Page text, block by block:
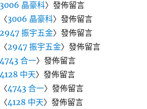
3006 晶豪科〉發佈留言
3006 晶豪科〉發佈留言
2947 振宇五金〉發佈留言
2947 振宇五金〉發佈留言
4743 合一〉發佈留言
4128 中天〉發佈留言
4743 合一〉發佈留言
4128 中天〉發佈留言